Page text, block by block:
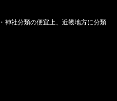
神社分類の便宜上、近畿地方に分類